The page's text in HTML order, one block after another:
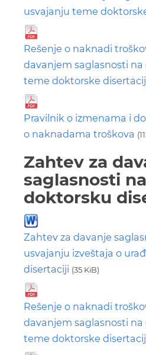
usvajanju teme
Rešenje o naknadi
davanjem saglasnosti
teme doktorske
Pravilnik o izmenama i
o naknadama troškova
Zahtev za
saglasnosti
doktorsku
Zahtev za davanje
usvajanju izveštaja o
disertaciji (35 KiB)
Rešenje o naknadi
davanjem saglasnosti
teme doktorske